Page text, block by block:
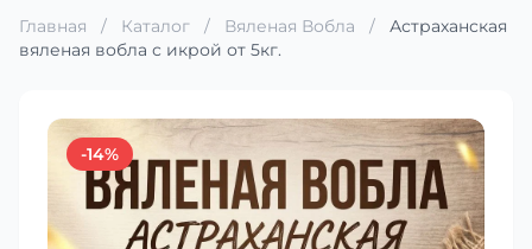
Главная / Каталог / Вяленая Вобла /
Астраханская
вяленая вобла с икрой от 5кг.
-14%